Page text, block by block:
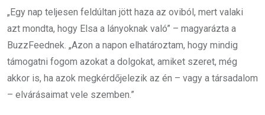
„Egy nap teljesen feldúltan jött haza az oviból, mert valaki
azt mondta, hogy Elsa a lányoknak való” – magyarázta a
BuzzFeednek. „Azon a napon elhatároztam, hogy mindig
támogatni fogom azokat a dolgokat, amiket szeret, még
akkor is, ha azok megkérdőjelezik az én – vagy a társadalom
– elvárásaimat vele szemben.”